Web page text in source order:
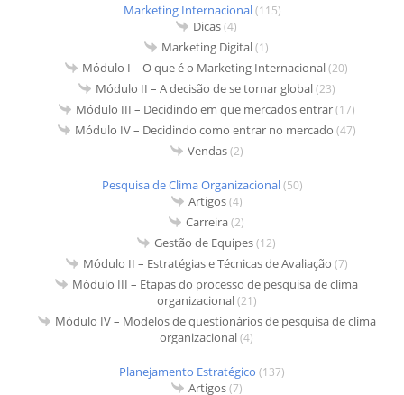
Marketing Internacional(115)
Dicas(4)
Marketing Digital(1)
Módulo I – O que é o Marketing Internacional(20)
Módulo II – A decisão de se tornar global(23)
Módulo III – Decidindo em que mercados entrar(17)
Módulo IV – Decidindo como entrar no mercado (47)
Vendas(2)
Pesquisa de Clima Organizacional(50)
Artigos(4)
Carreira(2)
Gestão de Equipes(12)
Módulo II – Estratégias e Técnicas de Avaliação (7)
Módulo III – Etapas do processo de pesquisa de clima
organizacional(21)
Módulo IV – Modelos de questionários de pesquisa de clima
organizacional(4)
Planejamento Estratégico (137)
Artigos(7)